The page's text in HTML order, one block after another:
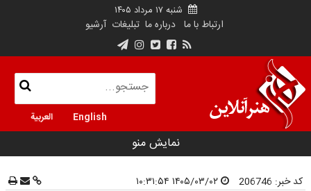
شنبه ۱۷ مرداد ۱۴۰۵
ارتباط با ما درباره ما تبلیغات آرشیو
English العربية
نمایش منو
کد خبر: 206746